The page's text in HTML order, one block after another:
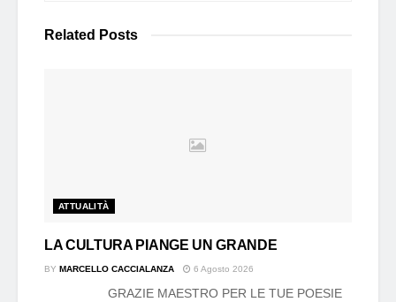
Related Posts
ATTUALITÀ
LA CULTURA PIANGE UN GRANDE
BY MARCELLO CACCIALANZA 6 Agosto 2026
GRAZIE MAESTRO PER LE TUE POESIE